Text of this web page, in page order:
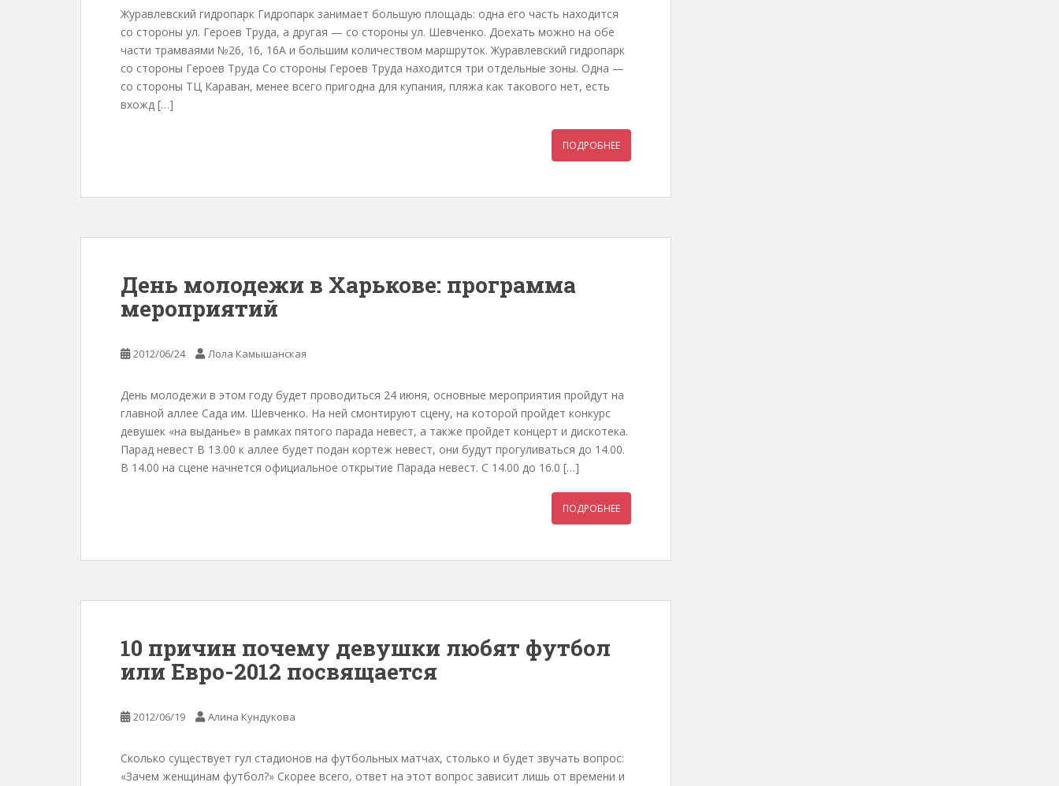
Журавлевский гидропарк Гидропарк занимает большую площадь: одна его часть находится
со стороны ул. Героев Труда, а другая — со стороны ул. Шевченко. Доехать можно на обе
части трамваями №26, 16, 16А и большим количеством маршруток. Журавлевский гидропарк
со стороны Героев Труда Со стороны Героев Труда находится три отдельные зоны. Одна —
со стороны ТЦ Караван, менее всего пригодна для купания, пляжа как такового нет, есть
вхожд […]
ПОДРОБНЕЕ
День молодежи в Харькове: программа
мероприятий
2012/06/24 Лола Камышанская
День молодежи в этом году будет проводиться 24 июня, основные мероприятия пройдут на
главной аллее Сада им. Шевченко. На ней смонтируют сцену, на которой пройдет конкурс
девушек «на выданье» в рамках пятого парада невест, а также пройдет концерт и дискотека.
Парад невест В 13.00 к аллее будет подан кортеж невест, они будут прогуливаться до 14.00.
В 14.00 на сцене начнется официальное открытие Парада невест. С 14.00 до 16.0 […]
ПОДРОБНЕЕ
10 причин почему девушки любят футбол
или Евро-2012 посвящается
2012/06/19 Алина Кундукова
Сколько существует гул стадионов на футбольных матчах, столько и будет звучать вопрос:
«Зачем женщинам футбол?» Скорее всего, ответ на этот вопрос зависит лишь от времени и